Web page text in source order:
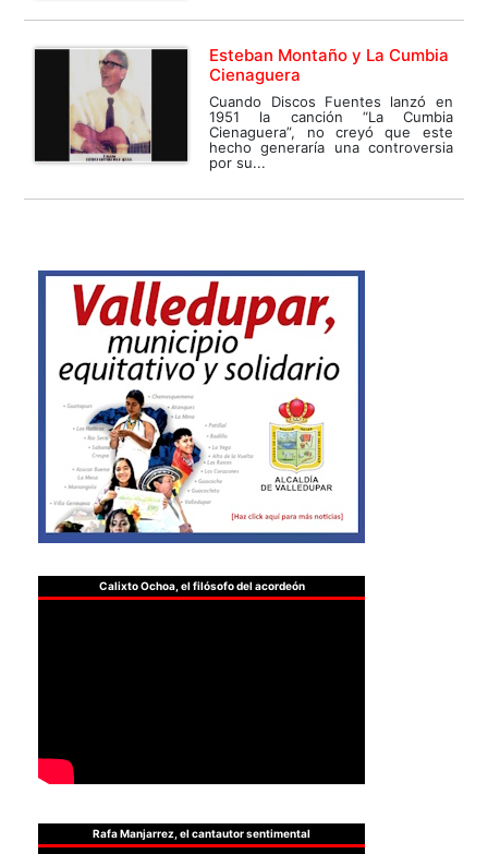
Esteban Montaño y La Cumbia
Cienaguera
Cuando Discos Fuentes lanzó en
1951 la canción “La Cumbia
Cienaguera”, no creyó que este
hecho generaría una controversia
por su...
Calixto Ochoa, el filósofo del acordeón
Rafa Manjarrez, el cantautor sentimental